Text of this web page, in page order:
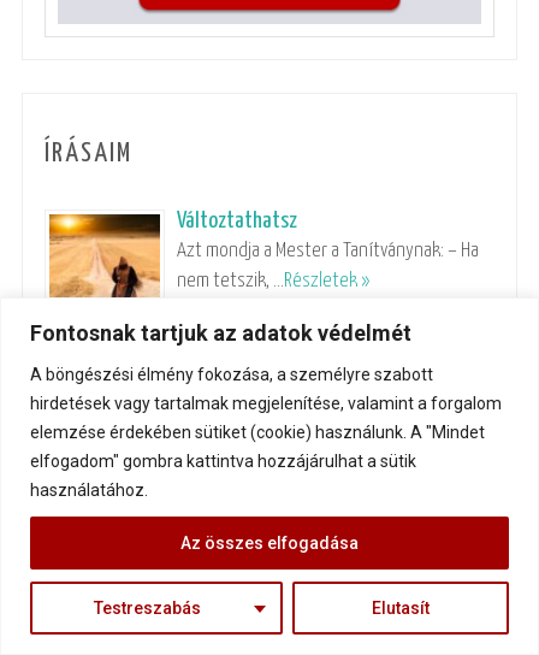
Fontosnak tartjuk az adatok védelmét
A böngészési élmény fokozása, a személyre szabott
hirdetések vagy tartalmak megjelenítése, valamint a forgalom
elemzése érdekében sütiket (cookie) használunk. A "Mindet
elfogadom" gombra kattintva hozzájárulhat a sütik
használatához.
Testreszabás Elutasít
Az összes elfogadása
ÍRÁSAIM
Változtathatsz
Azt mondja a Mester a Tanítványnak: – Ha
nem tetszik, …Részletek »
Önzőség vagy önszeretet – vajon hol a
határ?
Szeresd Önmagad! – hallod a segítő
szándékú tanácsot egyik oldalról. …
Bolyongó generáció
„Különleges vagyok! Szeretem magam!
Szeretlek téged is, de még élni …Részletek
»